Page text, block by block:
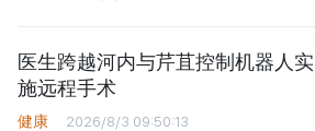
医生跨越河内与芹苴控制机器人实
施远程手术
健康 2026/8/3 09:50:13